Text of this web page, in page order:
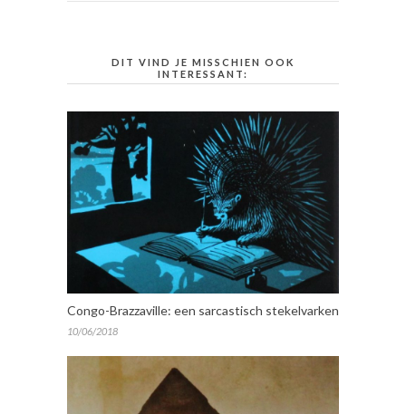
DIT VIND JE MISSCHIEN OOK
INTERESSANT:
Congo-Brazzaville: een sarcastisch stekelvarken
10/06/2018